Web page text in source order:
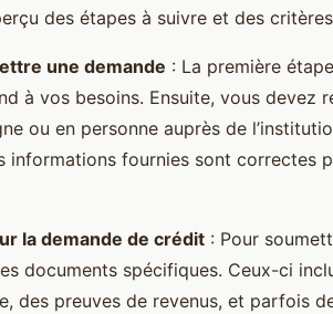
des étapes à suivre et des
une demande : La première
à vos besoins. Ensuite, vous devez
ou en personne auprès de
informations fournies sont correctes
la demande de crédit : Pour
documents spécifiques. Ceux-ci
des preuves de revenus, et parfois